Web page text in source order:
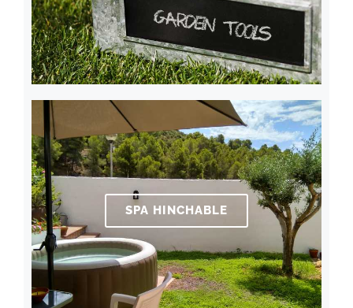
SPA HINCHABLE